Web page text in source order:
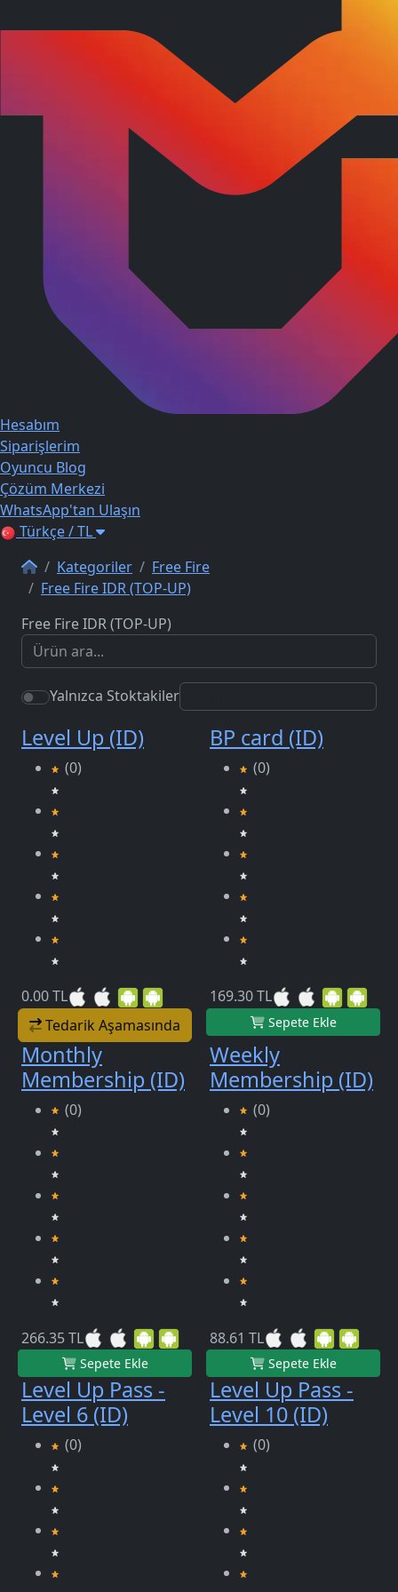
Hesabım
Siparişlerim
Oyuncu Blog
Çözüm Merkezi
WhatsApp'tan Ulaşın
Türkçe / TL
Kategoriler
Free Fire
Free Fire IDR (TOP-UP)
Free Fire IDR (TOP-UP)
Yalnızca Stoktakiler
Level Up (ID)
(0)
0.00 TL
Tedarik Aşamasında
BP card (ID)
(0)
169.30 TL
Sepete Ekle
Monthly
Membership (ID)
(0)
266.35 TL
Sepete Ekle
Weekly
Membership (ID)
(0)
88.61 TL
Sepete Ekle
Level Up Pass -
Level 6 (ID)
(0)
Level Up Pass -
Level 10 (ID)
(0)